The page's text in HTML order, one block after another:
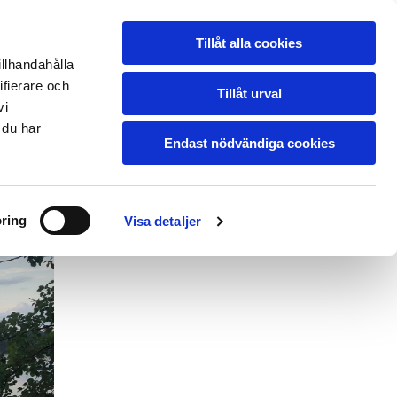
och
har
Visa detaljer
Tillåt alla cookies
Tillåt urval
Endast nödvändiga cookies
BILDARKIV KONTAKT